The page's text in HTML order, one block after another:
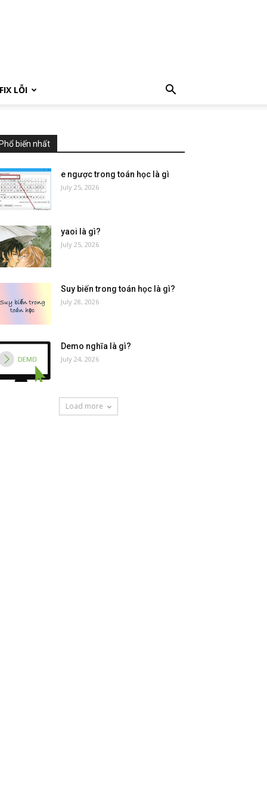
LỖI
Phổ biến nhất
e ngược trong toán học là gì
July 25, 2026
yaoi là gì?
July 25, 2026
Suy biến trong toán học là gì?
July 28, 2026
Demo nghĩa là gì?
July 24, 2026
Load more